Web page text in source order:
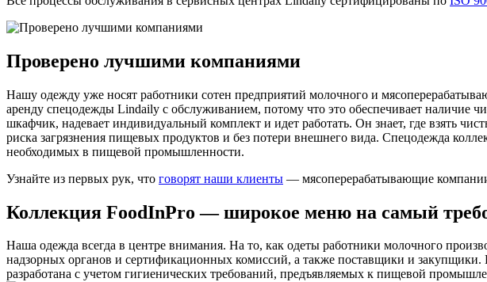
Проверено лучшими компаниями
Нашу одежду уже носят работники сотен предприятий молочного и
аренду спецодежды Lindaily с обслуживанием, потому что это обеспечивает наличие
шкафчик, надевает индивидуальный комплект и идет работать. Он знает, где взять
риска загрязнения пищевых продуктов и без потери внешнего вида. Спецодежда
необходимых в пищевой промышленности.
Узнайте из первых рук, что говорят наши клиенты — мясоперерабатывающие
Коллекция FoodInPro — широкое меню на самый
Наша одежда всегда в центре внимания. На то, как одеты работники молочного
надзорных органов и сертификационных комиссий, а также поставщики и
разработана с учетом гигиенических требований, предъявляемых к пищевой